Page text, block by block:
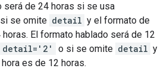
será de 24 horas si se usa
se omite detail y el formato de
El formato hablado será de 12
detail='2' o si se omite detail y
es de 12 horas.